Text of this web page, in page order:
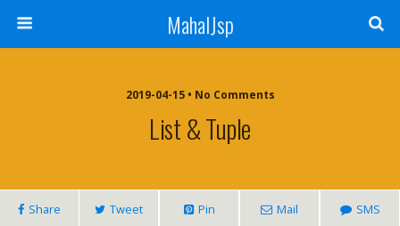
MahalJsp
2019-04-15 • No Comments
List & Tuple
Share Tweet Pin Mail SMS